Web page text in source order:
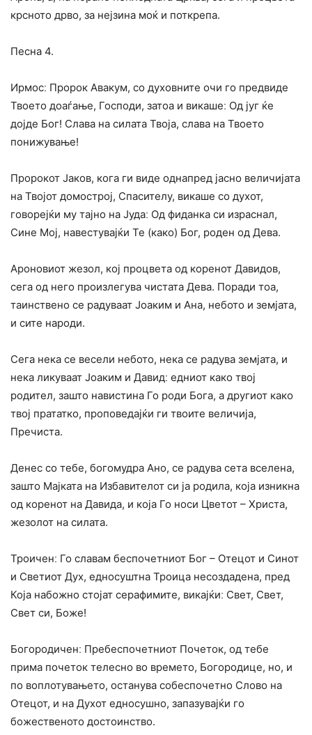
крсното дрво, за нејзина моќ и поткрепа.
Песна 4.
Ирмосː Пророк Авакум, со духовните очи го предвиде
Твоето доаѓање, Господи, затоа и викашеː Од југ ќе
дојде Бог! Слава на силата Твоја, слава на Твоето
понижување!
Пророкот Јаков, кога ги виде однапред јасно величијата
на Твојот домострој, Спасителу, викаше со духот,
говорејќи му тајно на Јудаː Од фиданка си израснал,
Сине Мој, навестувајќи Те (како) Бог, роден од Дева.
Ароновиот жезол, кој процвета од коренот Давидов,
сега од него произлегува чистата Дева. Поради тоа,
таинствено се радуваат Јоаким и Ана, небото и земјата,
и сите народи.
Сега нека се весели небото, нека се радува земјата, и
нека ликуваат Јоаким и Давидː едниот како твој
родител, зашто навистина Го роди Бога, а другиот како
твој прататко, проповедајќи ги твоите величија,
Пречиста.
Денес со тебе, богомудра Ано, се радува сета вселена,
зашто Мајката на Избавителот си ја родила, која изникна
од коренот на Давида, и која Го носи Цветот – Христа,
жезолот на силата.
Троиченː Го славам беспочетниот Бог – Отецот и Синот
и Светиот Дух, едносуштна Троица несоздадена, пред
Која набожно стојат серафимите, викајќиː Свет, Свет,
Свет си, Боже!
Богородиченː Пребеспочетниот Почеток, од тебе
прима почеток телесно во времето, Богородице, но, и
по воплотувањето, останува собеспочетно Слово на
Отецот, и на Духот едносушно, запазувајќи го
божественото достоинство.